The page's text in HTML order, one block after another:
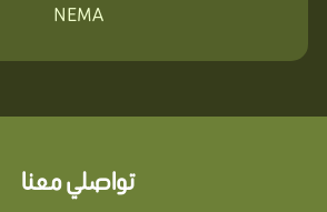
NEMA
تواصلي معنا